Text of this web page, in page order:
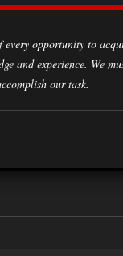
and experience. We
our task.